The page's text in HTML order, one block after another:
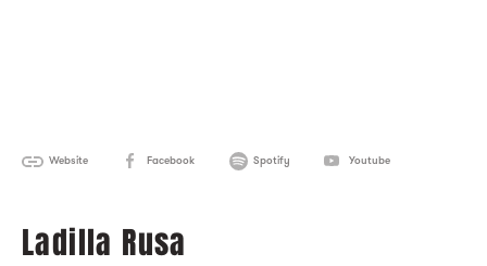
Website Facebook Spotify Youtube
Ladilla Rusa